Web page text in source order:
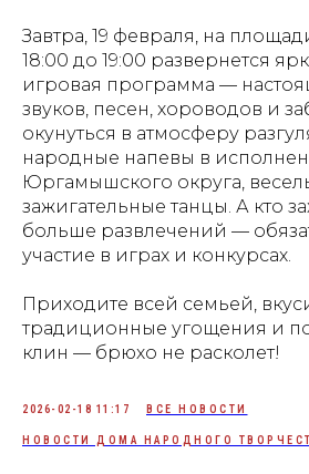
Завтра, 19 февраля, на
18:00 до 19:00 развернется
игровая программа —
звуков, песен, хороводов и
окунуться в атмосферу
народные напевы в
Юргамышского округа,
зажигательные танцы. А кто
больше развлечений —
участие в играх и конкурсах.
Приходите всей семьей,
традиционные угощения и
клин — брюхо не расколет!
2026-02-18 11:17 ВСЕ НОВОСТИ
НОВОСТИ ДОМА НАРОДНОГО